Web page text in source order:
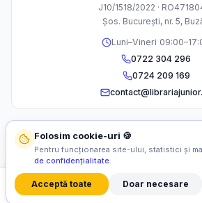
Filtre
J10/1518/2022 ·
Șos. București, nr. 5,
Luni–Vineri
0722 304 296
0724 209 169
©2026SC Libraria Junior S.R.L. Toate
Folosim cookie-uri 🍪
Pentru funcționarea site-ului, statistici și
de confidențialitate.
Acceptă toate Doar necesare